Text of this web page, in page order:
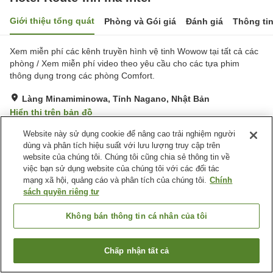
Giới thiệu tổng quát Phòng và Gói giá Đánh giá Thông
Xem miễn phí các kênh truyền hình vệ tinh Wowow tại tất cả các
phòng / Xem miễn phí video theo yêu cầu cho các tựa phim
thông dụng trong các phòng Comfort.
Làng Minamiminowa, Tỉnh Nagano, Nhật Bản
Hiển thị trên bản đồ
Rất tốt Đánh giá:162 lượt
Tiện nghi chỗ nghỉ
Bãi đỗ xe
Nhà hàng
Máy bán hàng tự động
Trang chủ Nhật Bản Tỉnh Nagano
Làng Minamiminowa
Hotel Route-Inn Ina Inter
Tìm phòng trống
Website này sử dụng cookie để nâng cao trải nghiệm người
dùng và phân tích hiệu suất với lưu lượng truy cập trên
website của chúng tôi. Chúng tôi cũng chia sẻ thông tin về
việc bạn sử dụng website của chúng tôi với các đối tác
mạng xã hội, quảng cáo và phân tích của chúng tôi. Chính
sách quyền riêng tư
Không bán thông tin cá nhân của tôi
Chấp nhận tất cả